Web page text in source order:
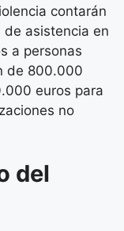
contarán
de asistencia en
a personas
de 800.000
euros para
no
del